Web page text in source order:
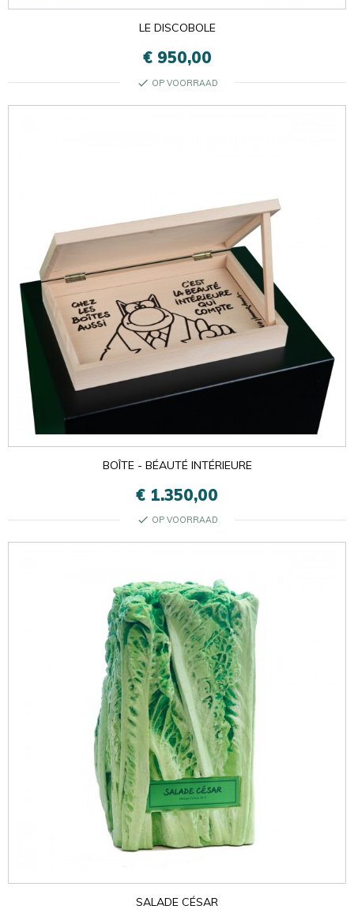
LE DISCOBOLE
€ 950,00
check OP VOORRAAD
BOÎTE - BÉAUTÉ INTÉRIEURE
€ 1.350,00
check OP VOORRAAD
SALADE CÉSAR